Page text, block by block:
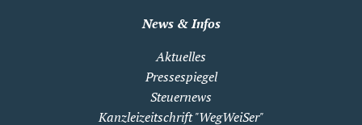
News & Infos
Aktuelles
Pressespiegel
Steuernews
Kanzleizeitschrift "WegWeiSer"